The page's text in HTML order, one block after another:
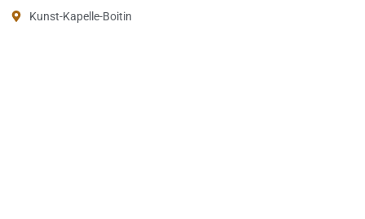
Kunst-Kapelle-Boitin